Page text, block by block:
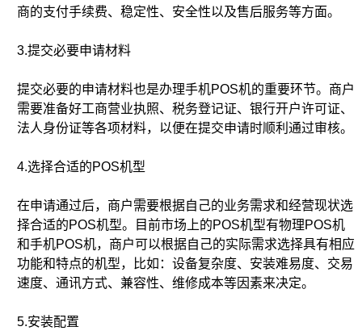
商的支付手续费、稳定性、安全性以及售后服务等方面。
3.提交必要申请材料
提交必要的申请材料也是办理手机POS机的重要环节。商户
需要准备好工商营业执照、税务登记证、银行开户许可证、
法人身份证等各项材料，以便在提交申请时顺利通过审核。
4.选择合适的POS机型
在申请通过后，商户需要根据自己的业务需求和经营现状选
择合适的POS机型。目前市场上的POS机型有物理POS机
和手机POS机，商户可以根据自己的实际需求选择具有相应
功能和特点的机型，比如：设备复杂度、安装难易度、交易
速度、通讯方式、兼容性、维修成本等因素来决定。
5.安装配置